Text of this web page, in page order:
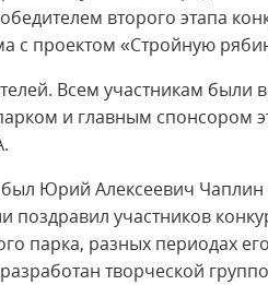
второго этапа
с проектом «Стройную
Всем участникам были
и главным спонсором
Юрий Алексеевич
участников
парка, разных периодах
творческой